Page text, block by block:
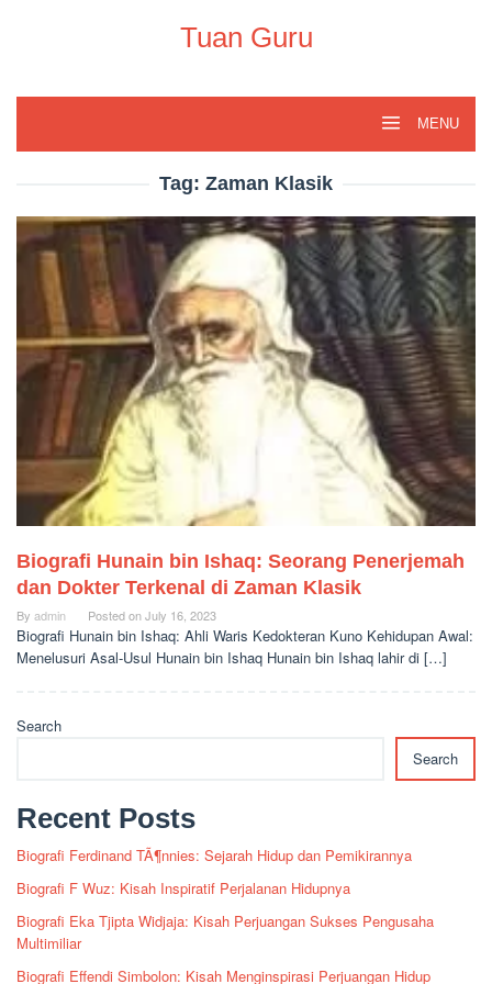
Tuan Guru
MENU
Tag: Zaman Klasik
Biografi Hunain bin Ishaq: Seorang Penerjemah
dan Dokter Terkenal di Zaman Klasik
By admin Posted onJuly 16, 2023
Biografi Hunain bin Ishaq: Ahli Waris Kedokteran Kuno Kehidupan Awal:
Menelusuri Asal-Usul Hunain bin Ishaq Hunain bin Ishaq lahir di […]
Search
Search
Recent Posts
Biografi Ferdinand TÃ¶nnies: Sejarah Hidup dan Pemikirannya
Biografi F Wuz: Kisah Inspiratif Perjalanan Hidupnya
Biografi Eka Tjipta Widjaja: Kisah Perjuangan Sukses Pengusaha
Multimiliar
Biografi Effendi Simbolon: Kisah Menginspirasi Perjuangan Hidup